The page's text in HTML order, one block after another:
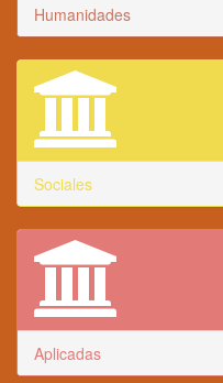
Humanidades
Sociales
Aplicadas